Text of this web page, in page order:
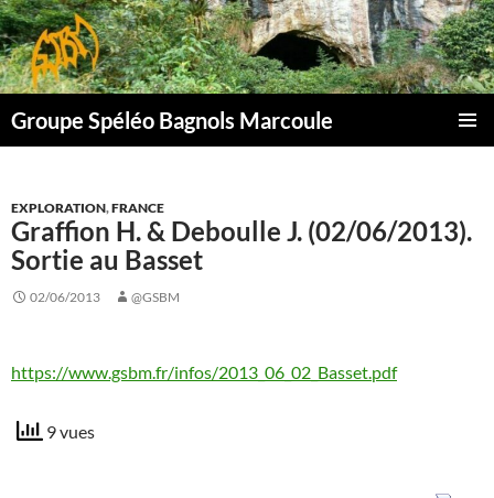
Aller
au
contenu
Groupe Spéléo Bagnols Marcoule
EXPLORATION,FRANCE
Graffion H. & Deboulle J. (02/06/2013).
Sortie au Basset
02/06/2013 @GSBM
https://www.gsbm.fr/infos/2013_06_02_Basset.pdf
9 vues